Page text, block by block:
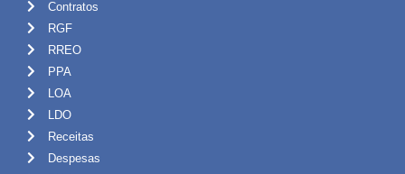
Contratos
RGF
RREO
PPA
LOA
LDO
Receitas
Despesas